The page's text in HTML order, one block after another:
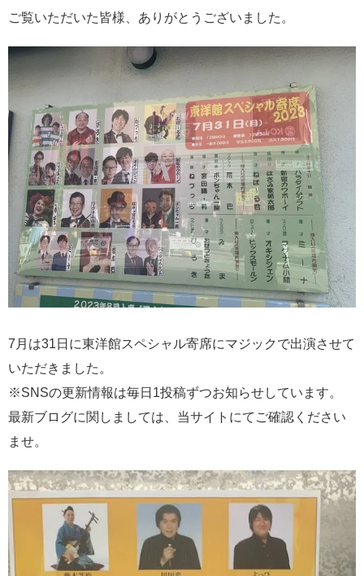
ご覧いただいた皆様、ありがとうございました。
7月は31日に東洋館スペシャル寄席にマジックで出演させて
いただきました。
※SNSの更新情報は毎日1投稿ずつお知らせしています。
最新ブログに関しましては、当サイトにてご確認ください
ませ。